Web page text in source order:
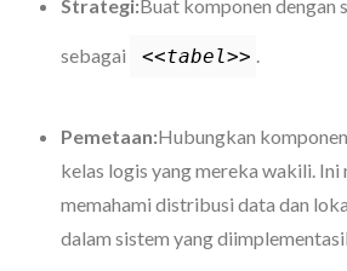
Strategi:Buat komponen dengan
sebagai <<tabel>>
Pemetaan:Hubungkan
kelas logis yang mereka wakili. Ini
memahami distribusi data dan
dalam sistem yang